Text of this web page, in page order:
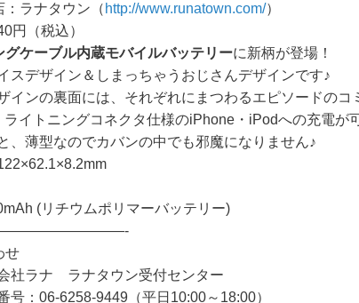
：ラナタウン（ http://www.runatown.com/）
円（税込）
グケーブル内蔵モバイルバッテリーに新柄が登場！
スデザイン＆しまっちゃうおじさんデザインです♪
インの裏面には、それぞれにまつわるエピソードのコ
ライトニングコネクタ仕様のiPhone・iPodへの充電が
、薄型なのでカバンの中でも邪魔になりません♪
(リチウムポリマーバッテリー)
せ
ラナ ラナタウン受付センター
：06-6258-9449（平日10:00～18:00）